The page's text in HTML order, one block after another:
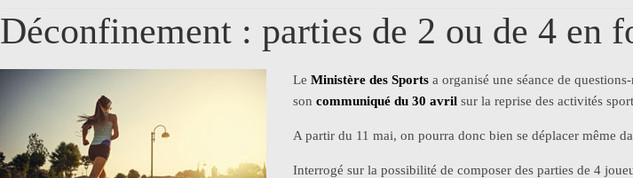
Déconfinement : parties de 2 ou de 4 en
Le Ministère des Sports a organisé une séance de
son communiqué du 30 avril sur la reprise des activités
A partir du 11 mai, on pourra donc bien se déplacer même
Interrogé sur la possibilité de composer des parties de 4